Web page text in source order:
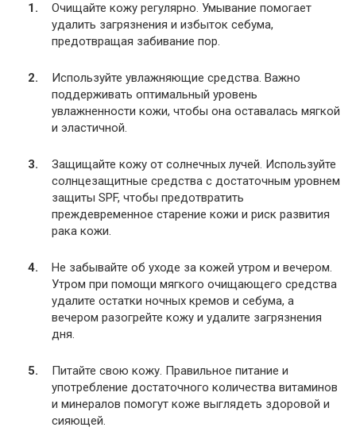
Очищайте кожу регулярно. Умывание помогает
удалить загрязнения и избыток себума,
предотвращая забивание пор.
Используйте увлажняющие средства. Важно
поддерживать оптимальный уровень
увлажненности кожи, чтобы она оставалась мягкой
и эластичной.
Защищайте кожу от солнечных лучей. Используйте
солнцезащитные средства с достаточным уровнем
защиты SPF, чтобы предотвратить
преждевременное старение кожи и риск развития
рака кожи.
Не забывайте об уходе за кожей утром и вечером.
Утром при помощи мягкого очищающего средства
удалите остатки ночных кремов и себума, а
вечером разогрейте кожу и удалите загрязнения
дня.
Питайте свою кожу. Правильное питание и
употребление достаточного количества витаминов
и минералов помогут коже выглядеть здоровой и
сияющей.